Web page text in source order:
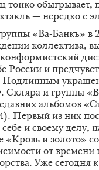
тонко обыгрывает,
— нередко с
«Ва-Банкъ» в
коллектива,
России и
Подлинным
Скляра и группы
альбомов
Первый из них
и своему делу,
«Кровь и золото»
от времени
Уже сегодня